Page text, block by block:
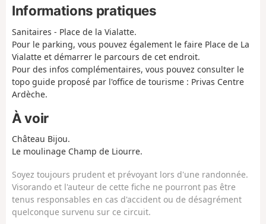
Informations pratiques
Sanitaires - Place de la Vialatte.
Pour le parking, vous pouvez également le faire Place de La
Vialatte et démarrer le parcours de cet endroit.
Pour des infos complémentaires, vous pouvez consulter le
topo guide proposé par l'office de tourisme : Privas Centre
Ardèche.
À voir
Château Bijou.
Le moulinage Champ de Liourre.
Soyez toujours prudent et prévoyant lors d'une randonnée.
Visorando et l'auteur de cette fiche ne pourront pas être
tenus responsables en cas d'accident ou de désagrément
quelconque survenu sur ce circuit.